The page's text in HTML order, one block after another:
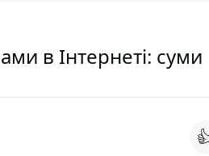
в Інтернеті: